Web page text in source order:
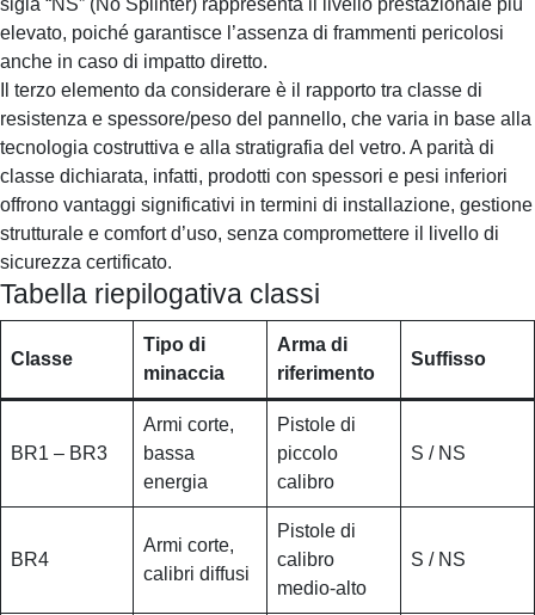
elevato, poiché garantisce l’assenza di frammenti pericolosi
anche in caso di impatto diretto.
Il terzo elemento da considerare è il rapporto tra classe di
resistenza e spessore/peso del pannello, che varia in base alla
tecnologia costruttiva e alla stratigrafia del vetro. A parità di
classe dichiarata, infatti, prodotti con spessori e pesi inferiori
offrono vantaggi significativi in termini di installazione, gestione
strutturale e comfort d’uso, senza compromettere il livello di
sicurezza certificato.
Tabella riepilogativa classi
Classe
Tipo di
minaccia
Arma di
riferimento
Suffisso
BR1 – BR3
Armi corte,
bassa
energia
Pistole di
piccolo
calibro
S / NS
BR4
Armi corte,
calibri diffusi
Pistole di
calibro
medio-alto
S / NS